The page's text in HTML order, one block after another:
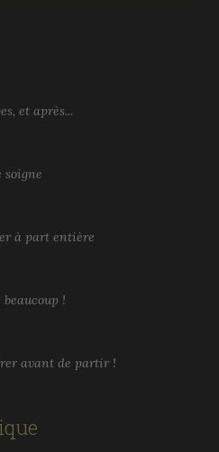
et après...
soigne
à part entière
!
avant de partir !